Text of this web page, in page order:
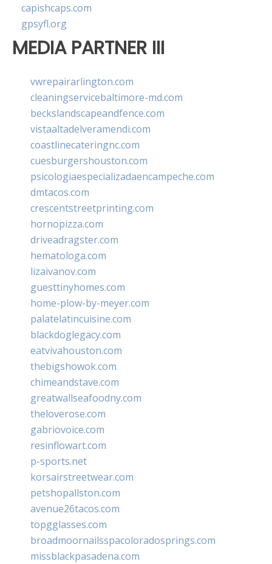
capishcaps.com
gpsyfl.org
MEDIA PARTNER III
vwrepairarlington.com
cleaningservicebaltimore-md.com
beckslandscapeandfence.com
vistaaltadelveramendi.com
coastlinecateringnc.com
cuesburgershouston.com
psicologiaespecializadaencampeche.com
dmtacos.com
crescentstreetprinting.com
hornopizza.com
driveadragster.com
hematologa.com
lizaivanov.com
guesttinyhomes.com
home-plow-by-meyer.com
palatelatincuisine.com
blackdoglegacy.com
eatvivahouston.com
thebigshowok.com
chimeandstave.com
greatwallseafoodny.com
theloverose.com
gabriovoice.com
resinflowart.com
p-sports.net
korsairstreetwear.com
petshopallston.com
avenue26tacos.com
topgglasses.com
broadmoornailsspacoloradosprings.com
missblackpasadena.com